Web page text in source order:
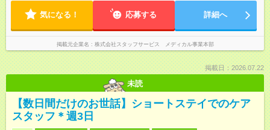
気になる！ 応募する 詳細へ
掲載元企業名 株式会社スタッフサービス メディカル事業本部
掲載日：2026.07.22
未読
【数日間だけのお世話】ショートステイでのケア
スタッフ＊週3日